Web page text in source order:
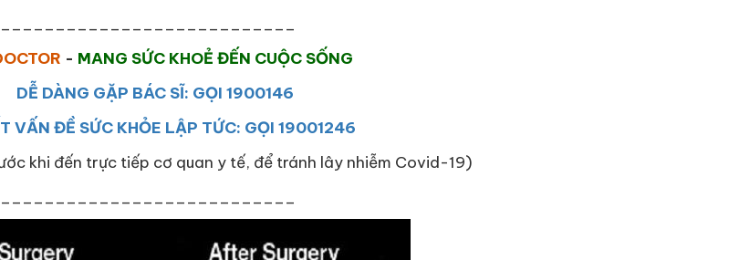
- MANG SỨC KHOẺ ĐẾN CUỘC SỐNG
DỄ DÀNG GẶP BÁC SĨ: GỌI 1900146
VẤN ĐỀ SỨC KHỎE LẬP TỨC: GỌI 19001246
khi đến trực tiếp cơ quan y tế, để tránh lây nhiễm Covid-19)